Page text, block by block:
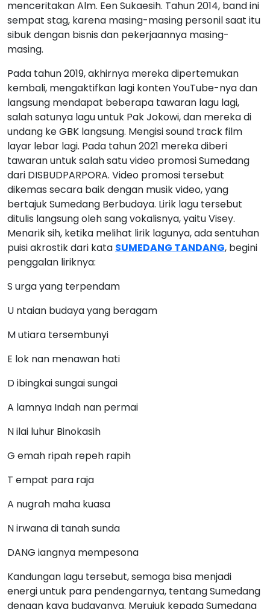
menceritakan Alm. Een Sukaesih. Tahun 2014, band ini
sempat stag, karena masing-masing personil saat itu
sibuk dengan bisnis dan pekerjaannya masing-
masing.
Pada tahun 2019, akhirnya mereka dipertemukan
kembali, mengaktifkan lagi konten YouTube-nya dan
langsung mendapat beberapa tawaran lagu lagi,
salah satunya lagu untuk Pak Jokowi, dan mereka di
undang ke GBK langsung. Mengisi sound track film
layar lebar lagi. Pada tahun 2021 mereka diberi
tawaran untuk salah satu video promosi Sumedang
dari DISBUDPARPORA. Video promosi tersebut
dikemas secara baik dengan musik video, yang
bertajuk Sumedang Berbudaya. Lirik lagu tersebut
ditulis langsung oleh sang vokalisnya, yaitu Visey.
Menarik sih, ketika melihat lirik lagunya, ada sentuhan
puisi akrostik dari kata SUMEDANG TANDANG, begini
penggalan liriknya:
S urga yang terpendam
U ntaian budaya yang beragam
M utiara tersembunyi
E lok nan menawan hati
D ibingkai sungai sungai
A lamnya Indah nan permai
N ilai luhur Binokasih
G emah ripah repeh rapih
T empat para raja
A nugrah maha kuasa
N irwana di tanah sunda
DANG iangnya mempesona
Kandungan lagu tersebut, semoga bisa menjadi
energi untuk para pendengarnya, tentang Sumedang
dengan kaya budayanya. Merujuk kepada Sumedang